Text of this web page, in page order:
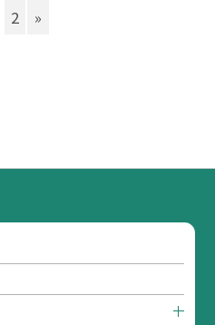
2 »